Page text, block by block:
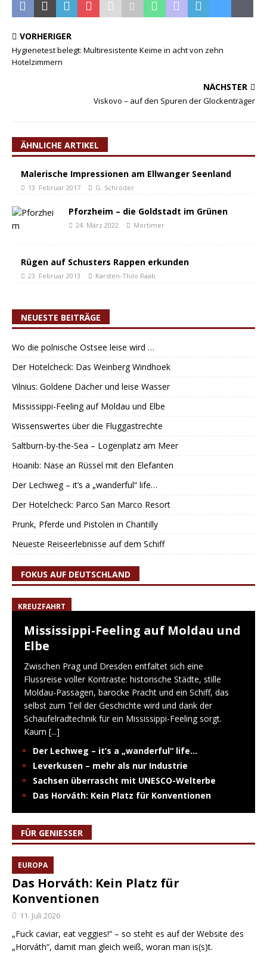
VORHERIGER
Hygienetest belegt: Multiresistente Keime in acht von zehn
Hotelzimmern
NÄCHSTER
Viskovo – auf den Spuren der Glockenträger
ÄHNLICHE ARTIKEL
Malerische Impressionen am Ellwanger Seenland
13. Februar 2017 G. Schröder
Pforzheim – die Goldstadt im Grünen
24. März 2022 Mortimer
Rügen auf Schusters Rappen erkunden
23. Februar 2013 Karsten-Thilo Raab
NEUESTE BEITRÄGE
Wo die polnische Ostsee leise wird …
Der Hotelcheck: Das Weinberg Windhoek
Vilnius: Goldene Dächer und leise Wasser
Mississippi-Feeling auf Moldau und Elbe
Wissenswertes über die Fluggastrechte
Saltburn-by-the-Sea – Logenplatz am Meer
Hoanib: Nase an Rüssel mit den Elefanten
Der Lechweg – it’s a „wanderful“ life…
Der Hotelcheck: Parco San Marco Resort
Prunk, Pferde und Pistolen in Chantilly
Neueste Reiseerlebnisse auf dem Schiff
FOKUS AUF DEUTSCHLAND
KREUZFAHRT
Mississippi-Feeling auf Moldau und
Elbe
Zwischen Prag und Dresden entfaltet sich eine
Flussreise voller Kontraste: historische Städte, stille
Moldau-Passagen, barocke Pracht und ein Schiff, das
selbst zum Teil der Geschichte wird und dank der
Schaufelradtechnik für ein Mississippi-Feeling sorgt.
Kaum [...]
Der Lechweg – it’s a „wanderful“ life…
Leverkusen – mehr als nur Industrie
Sachsen überrascht mit UNESCO-Welterbe
Das Horváth: Kein Platz für Konventionen
FÜR GENIESSER
EUROPA
Das Horváth: Kein Platz für
Konventionen
11. Juli 2026
„Fuck caviar, eat veggies!“ – so steht es auf der Website des
„Horváth“, damit man gleich weiß, woran man is(s)t.